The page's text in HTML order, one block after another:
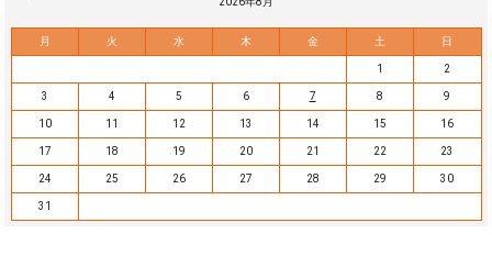
月 火 水 木 金 土 日
1 2
3 4 5 6 7 8 9
10 11 12 13 14 15 16
17 18 19 20 21 22 23
24 25 26 27 28 29 30
31